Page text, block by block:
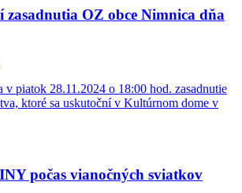
zasadnutia OZ obce Nimnica dňa
v piatok 28.11.2024 o 18:00 hod. zasadnutie
ktoré sa uskutoční v Kultúrnom dome v
počas vianočných sviatkov